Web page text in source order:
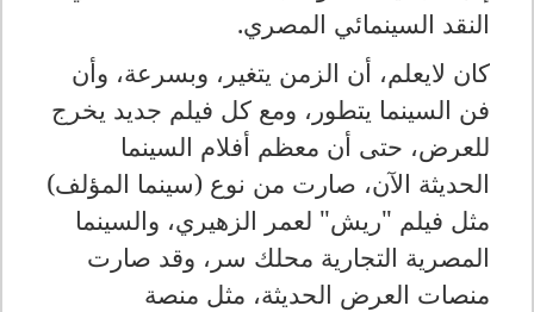
النقد السينمائي المصري.
كان لايعلم، أن الزمن يتغير، وبسرعة، وأن
فن السينما يتطور، ومع كل فيلم جديد يخرج
للعرض، حتى أن معظم أفلام السينما
الحديثة الآن، صارت من نوع (سينما المؤلف)
مثل فيلم "ريش" لعمر الزهيري، والسينما
المصرية التجارية محلك سر، وقد صارت
منصات العرض الحديثة، مثل منصة